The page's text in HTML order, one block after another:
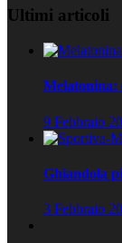
Ultimi articoli
Melatonina:
9 Febbraio
Ghiandola
3 Febbraio